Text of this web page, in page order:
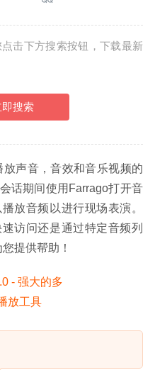
击下方搜索按钮，下载最新
即搜索
声音，音效和音乐视频的
话期间使用Farrago打开音
放音频以进行现场表演。
访问还是通过特定音频列
提供帮助！